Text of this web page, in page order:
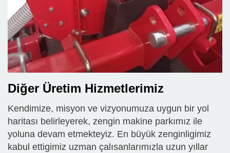
Diğer Üretim Hizmetlerimiz
Kendimize, misyon ve vizyonumuza uygun bir yol
haritası belirleyerek, zengin makine parkımız ile
yoluna devam etmekteyiz. En büyük zenginligimiz
kabul ettigimiz uzman çalısanlarımızla uzun yıllar